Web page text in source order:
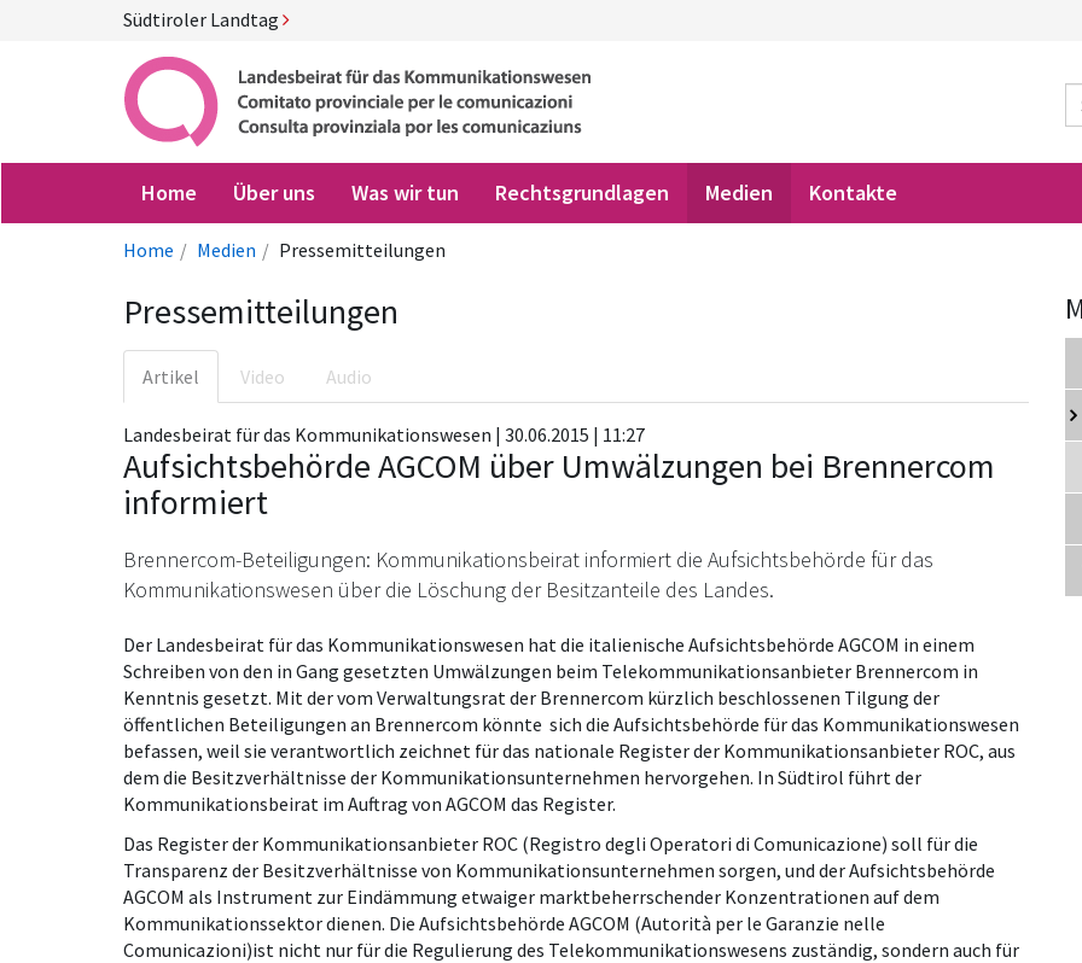
Südtiroler Landtag
Home Über uns Was wir tun Rechtsgrundlagen Medien Kontakte
Home Medien Pressemitteilungen
Pressemitteilungen
Artikel Video Audio
Landesbeirat für das Kommunikationswesen | 30.06.2015 | 11:27
Aufsichtsbehörde AGCOM über Umwälzungen bei Brennercom
informiert
Brennercom-Beteiligungen: Kommunikationsbeirat informiert die Aufsichtsbehörde für das
Kommunikationswesen über die Löschung der Besitzanteile des Landes.
Der Landesbeirat für das Kommunikationswesen hat die italienische Aufsichtsbehörde AGCOM in einem
Schreiben von den in Gang gesetzten Umwälzungen beim Telekommunikationsanbieter Brennercom in
Kenntnis gesetzt. Mit der vom Verwaltungsrat der Brennercom kürzlich beschlossenen Tilgung der
öffentlichen Beteiligungen an Brennercom könnte sich die Aufsichtsbehörde für das Kommunikationswesen
befassen, weil sie verantwortlich zeichnet für das nationale Register der Kommunikationsanbieter ROC, aus
dem die Besitzverhältnisse der Kommunikationsunternehmen hervorgehen. In Südtirol führt der
Kommunikationsbeirat im Auftrag von AGCOM das Register.
Das Register der Kommunikationsanbieter ROC (Registro degli Operatori di Comunicazione) soll für die
Transparenz der Besitzverhältnisse von Kommunikationsunternehmen sorgen, und der Aufsichtsbehörde
AGCOM als Instrument zur Eindämmung etwaiger marktbeherrschender Konzentrationen auf dem
Kommunikationssektor dienen. Die Aufsichtsbehörde AGCOM (Autorità per le Garanzie nelle
Comunicazioni)ist nicht nur für die Regulierung des Telekommunikationswesens zuständig, sondern auch für